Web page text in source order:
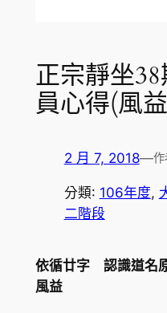
正宗靜坐
員心得(風
2 月 7, 2018—作
分類: 106年度,
二階段
依循廿字 認識道名
風益